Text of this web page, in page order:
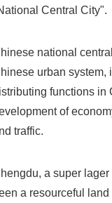
Central City".
national
urban system,
functions in
of
traffic.
a super
a resourceful